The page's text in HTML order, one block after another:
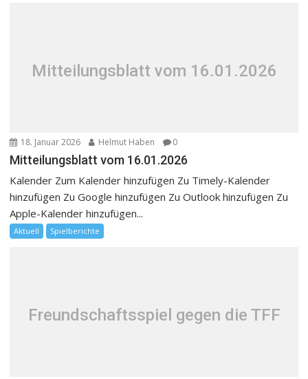
Mitteilungsblatt vom 16.01.2026
18. Januar 2026 Helmut Haben 0
Mitteilungsblatt vom 16.01.2026
Kalender Zum Kalender hinzufügen Zu Timely-Kalender
hinzufügen Zu Google hinzufügen Zu Outlook hinzufügen Zu
Apple-Kalender hinzufügen...
Aktuell Spielberichte
Freundschaftsspiel gegen die TFF